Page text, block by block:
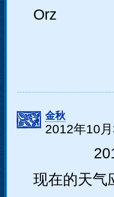
Orz
金秋
2012年10月
现在的天气